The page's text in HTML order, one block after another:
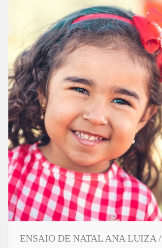
ENSAIO DE NATAL ANA LUIZA /